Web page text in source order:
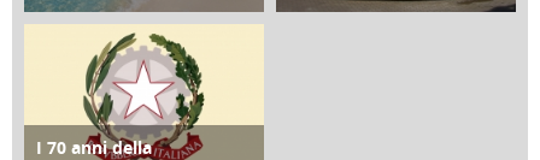
25 Giugno 2016
FOCUS
I 70 anni della